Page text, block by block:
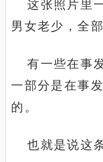
这张照片里
男女老少，全
有一些在事
一部分是在事
的。
也就是说这